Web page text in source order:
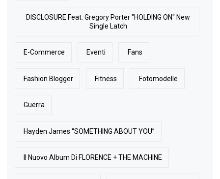
DISCLOSURE Feat. Gregory Porter "HOLDING ON" New
Single Latch
E-Commerce Eventi Fans
Fashion Blogger Fitness Fotomodelle
Guerra
Hayden James “SOMETHING ABOUT YOU”
Il Nuovo Album Di FLORENCE + THE MACHINE